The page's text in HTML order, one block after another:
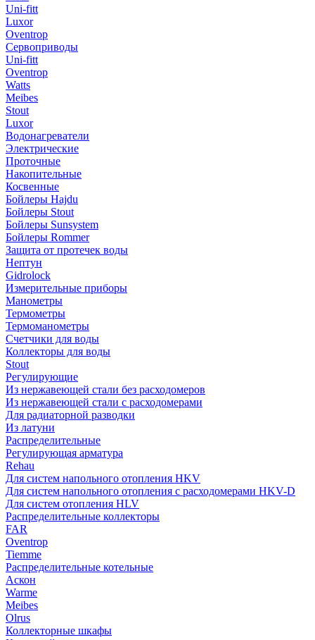
Uni-fitt
Luxor
Oventrop
Сервоприводы
Uni-fitt
Oventrop
Watts
Meibes
Stout
Luxor
Водонагреватели
Электрические
Проточные
Накопительные
Косвенные
Бойлеры Hajdu
Бойлеры Stout
Бойлеры Sunsystem
Бойлеры Rommer
Защита от протечек воды
Нептун
Gidrolock
Измерительные приборы
Манометры
Термометры
Термоманометры
Счетчики для воды
Коллекторы для воды
Stout
Регулирующие
Из нержавеющей стали без расходомеров
Из нержавеющей стали с расходомерами
Для радиаторной разводки
Из латуни
Распределительные
Регулирующая арматура
Rehau
Для систем напольного отопления HKV
Для систем напольного отопления с расходомерами HKV-D
Для систем отопления HLV
Распределительные коллекторы
FAR
Oventrop
Tiemme
Распределительные котельные
Аскон
Warme
Meibes
Olrus
Коллекторные шкафы